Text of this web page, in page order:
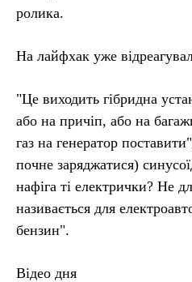
ролика.
На лайфхак уже
"Це виходить гібридна
або на причіп, або на
газ на генератор
почне заряджатися)
нафіга ті електрички? Не
називається для
бензин".
Відео дня